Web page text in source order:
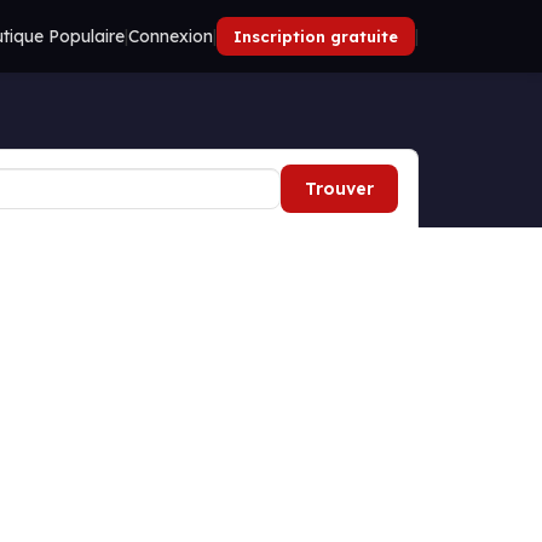
Populaire|Connexion| Inscription gratuite |
Trouver